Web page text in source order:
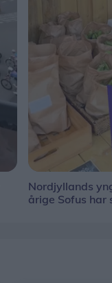
Nordjyllands
årige Sofus har